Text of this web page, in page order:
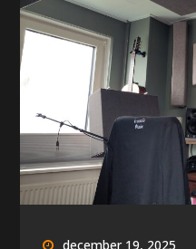
december 19, 2025